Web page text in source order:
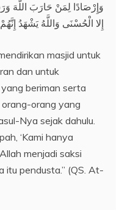
وَإِرْصَادًا لِمَنْ حَارَبَ اللَّهَ
إِلا الْحُسْنَى وَاللَّهُ يَشْهَدُ
masjid untuk
dan untuk
beriman serta
orang yang
Nya sejak dahulu.
‘Kami hanya
menjadi saksi
itu pendusta.” (QS. At-